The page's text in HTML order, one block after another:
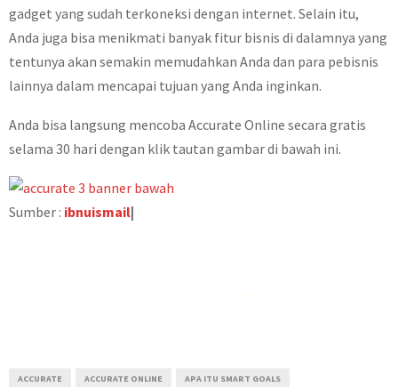
gadget yang sudah terkoneksi dengan internet. Selain itu,
Anda juga bisa menikmati banyak fitur bisnis di dalamnya yang
tentunya akan semakin memudahkan Anda dan para pebisnis
lainnya dalam mencapai tujuan yang Anda inginkan.
Anda bisa langsung mencoba Accurate Online secara gratis
selama 30 hari dengan klik tautan gambar di bawah ini.
Sumber : ibnuismail|
ACCURATE ACCURATE ONLINE APA ITU SMART GOALS